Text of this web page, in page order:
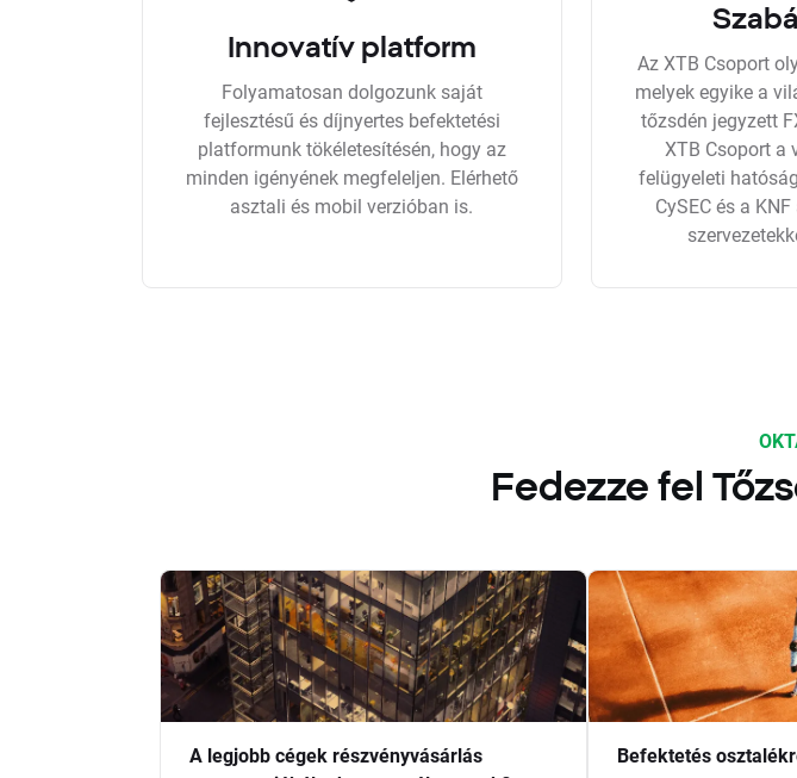
Innovatív platform
Folyamatosan dolgozunk saját
fejlesztésű és díjnyertes befektetési
platformunk tökéletesítésén, hogy az
minden igényének megfeleljen. Elérhető
asztali és mobil verzióban is.
Az XTB Csoport
melyek egyike a
tőzsdén jegyzett
XTB Csoport a
felügyeleti
CySEC és a
Fedezze fel
A legjobb cégek részvényvásárlás
Befektetés